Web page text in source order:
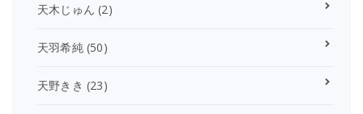
天木じゅん (2)
天羽希純(50)
天野きき (23)